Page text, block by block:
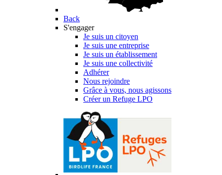
Back
S'engager
Je suis un citoyen
Je suis une entreprise
Je suis un établissement
Je suis une collectivité
Adhérer
Nous rejoindre
Grâce à vous, nous agissons
Créer un Refuge LPO